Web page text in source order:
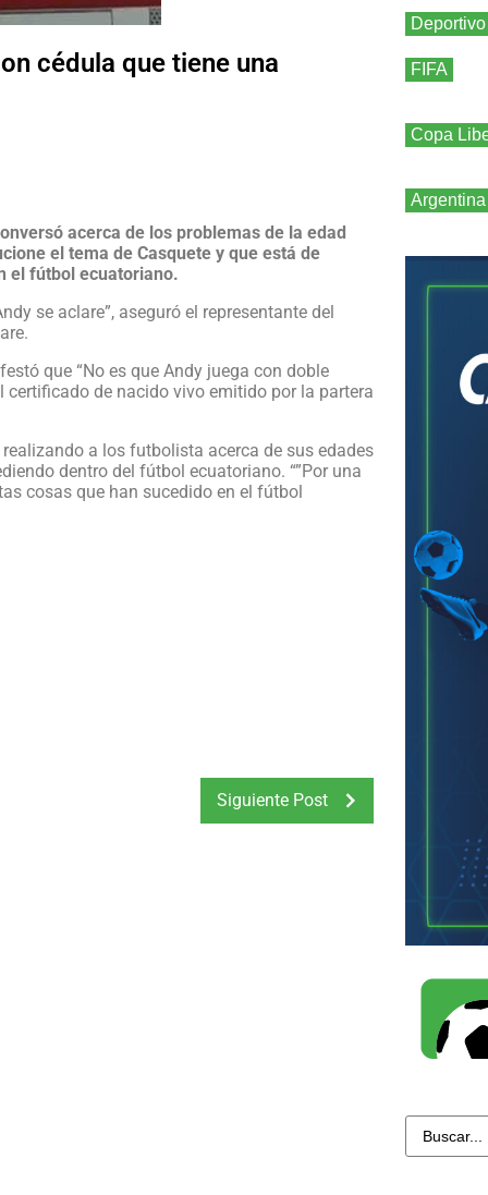
cédula que tiene una
acerca de los problemas de la edad
el tema de Casquete y que está de
el fútbol ecuatoriano.
se aclare”, aseguró el representante del
que “No es que Andy juega con doble
certificado de nacido vivo emitido por la partera
a los futbolista acerca de sus edades
dentro del fútbol ecuatoriano. “”Por una
cosas que han sucedido en el fútbol
Siguiente Post
FIFA
Copa
Argentina